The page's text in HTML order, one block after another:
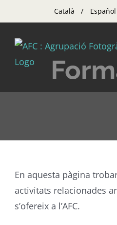
to
content
Català Español
En aquesta pàgina
activitats relacionades
s’ofereix a l’AFC.